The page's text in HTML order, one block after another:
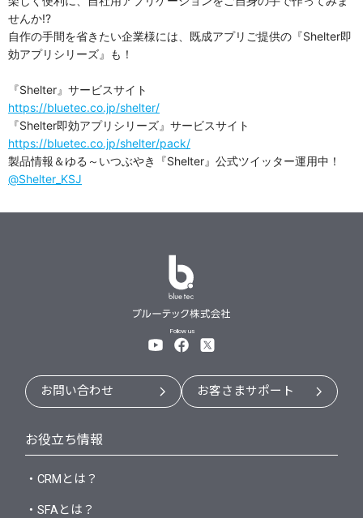
せんか!?
自作の手間を省きたい企業様には、既成アプリご提供の『Shelter即
効アプリシリーズ』も！
『Shelter』サービスサイト
https://bluetec.co.jp/shelter/
『Shelter即効アプリシリーズ』サービスサイト
https://bluetec.co.jp/shelter/pack/
製品情報＆ゆる～いつぶやき『Shelter』公式ツイッター運用中！
@Shelter_KSJ
Follow us
お問い合わせ お客さまサポート
お役立ち情報
・CRMとは？
・SFAとは？